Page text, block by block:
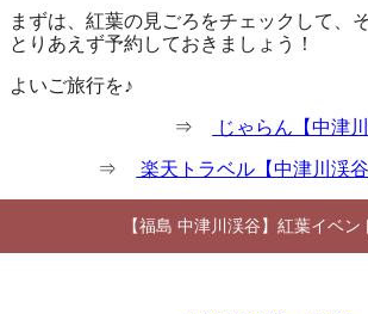
まずは、紅葉の見ごろをチェックして、
とりあえず予約しておきましょう！
よいご旅行を♪
⇒ じゃらん【中津
⇒ 楽天トラベル【中津川渓
【福島 中津川渓谷】紅葉イベン